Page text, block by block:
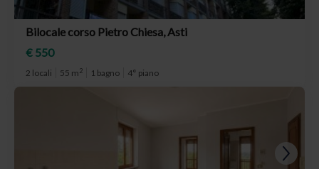
Bilocale corso Pietro Chiesa, Asti
€ 550
2 locali 55 m2 1 bagno 4° piano